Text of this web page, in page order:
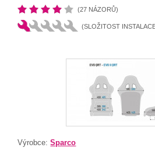
(27 NÁZORŮ)
(SLOŽITOST
Výrobce:Sparco